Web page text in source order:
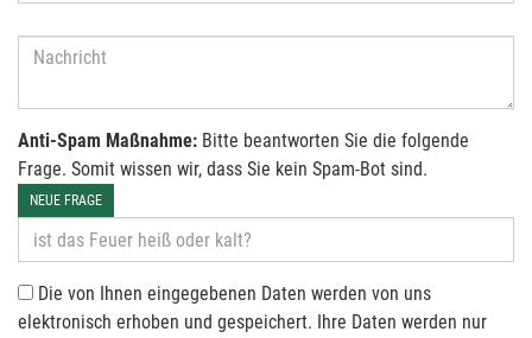
Anti-Spam Maßnahme: Bitte beantworten Sie die folgende
Frage. Somit wissen wir, dass Sie kein Spam-Bot sind.
NEUE FRAGE
Die von Ihnen eingegebenen Daten werden von uns
elektronisch erhoben und gespeichert. Ihre Daten werden nur